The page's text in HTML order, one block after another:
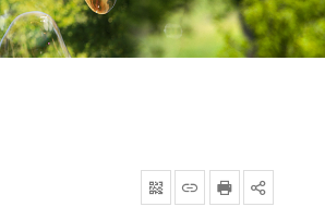
QRcode주소복사
프린터